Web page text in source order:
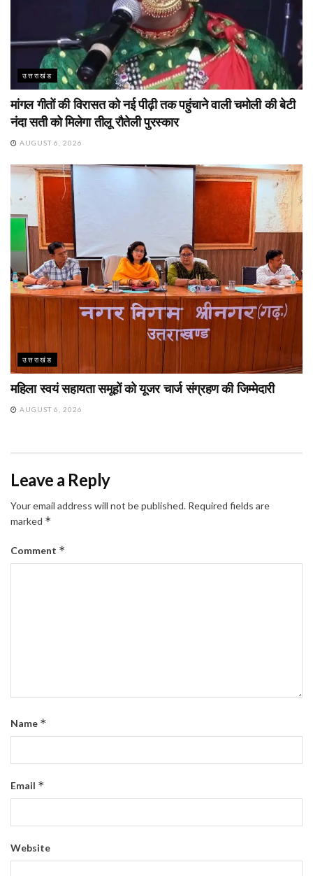
उत्तराखंड
मांगल गीतों की विरासत को नई पीढ़ी तक पहुंचाने वाली चमोली की बेटी
नंदा सती को मिलेगा तीलू रौतेली पुरस्कार
AUGUST 6, 2026
उत्तराखंड
महिला स्वयं सहायता समूहों को यूजर चार्ज संग्रहण की जिम्मेदारी
AUGUST 6, 2026
Leave a Reply
Your email address will not be published. Required fields are
marked *
Comment *
Name *
Email *
Website